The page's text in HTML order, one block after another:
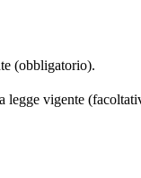
(obbligatorio).
legge vigente